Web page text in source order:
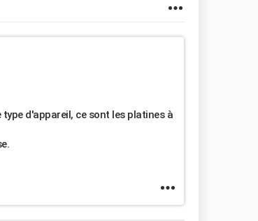
d'appareil, ce sont les platines à